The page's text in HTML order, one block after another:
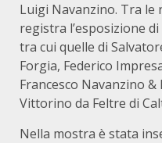
Luigi Navanzino. Tra le
registra l’esposizione
tra cui quelle di
Forgia, Federico
Francesco Navanzino
Vittorino da Feltre di
Nella mostra è stata